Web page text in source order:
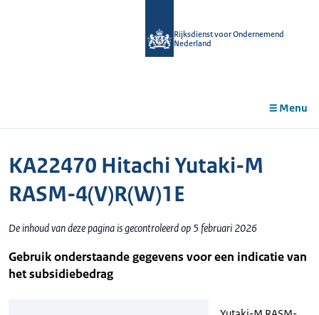
Rijksdienst voor Ondernemend
Nederland
Menu
KA22470 Hitachi Yutaki-M
RASM-4(V)R(W)1E
De inhoud van deze pagina is gecontroleerd op 5 februari 2026
Gebruik onderstaande gegevens voor een indicatie van
het subsidiebedrag